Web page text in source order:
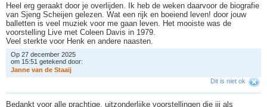
Heel erg geraakt door je overlijden. Ik heb de weken daarvoor de biografie
van Sjeng Scheijen gelezen. Wat een rijk en boeiend leven! door jouw
balletten is veel muziek voor me gaan leven. Het mooiste was de
voorstelling Live met Coleen Davis in 1979.
Veel sterkte voor Henk en andere naasten.
Op 27 december 2025
om 15:51 getekend door:
Janne van de Staaij
Dit is niet ok
Bedankt voor alle prachtige, uitzonderlijke voorstellingen die jij als